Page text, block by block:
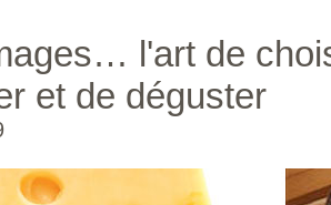
l'art de
et de déguster